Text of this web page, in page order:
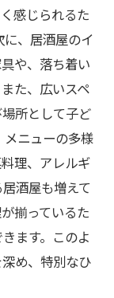
感じられるた
、居酒屋のイ
や、落ち着い
た、広いスペ
所として子ど
メニューの多様
理、アレルギ
酒屋も増えて
揃っているた
ます。このよ
め、特別なひ